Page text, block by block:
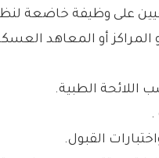
على وظيفة خاضعة
المراكز أو المعاهد
اللائحة الطبية.
.
القبول.